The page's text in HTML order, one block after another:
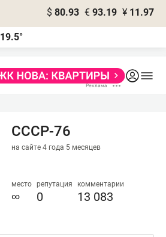
$ 80.93 € 93.19 ¥ 11.97
19.5°
СССР-76
на сайте 4 года 5 месяцев
место
∞
репутация
0
комментарии
13 083